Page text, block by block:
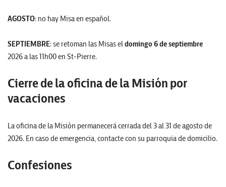
AGOSTO: no hay Misa en español.
SEPTIEMBRE: se retoman las Misas eldomingo 6 de septiembre
2026 a las 11h00 en St-Pierre.
Cierre de la oficina de la Misión por
vacaciones
La oficina de la Misión permanecerá cerrada del 3 al 31 de agosto de
2026. En caso de emergencia, contacte con su parroquia de domicilio.
Confesiones